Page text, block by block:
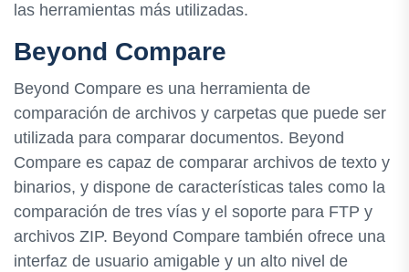
las herramientas más utilizadas.
Beyond Compare
Beyond Compare es una herramienta de
comparación de archivos y carpetas que puede ser
utilizada para comparar documentos. Beyond
Compare es capaz de comparar archivos de texto y
binarios, y dispone de características tales como la
comparación de tres vías y el soporte para FTP y
archivos ZIP. Beyond Compare también ofrece una
interfaz de usuario amigable y un alto nivel de